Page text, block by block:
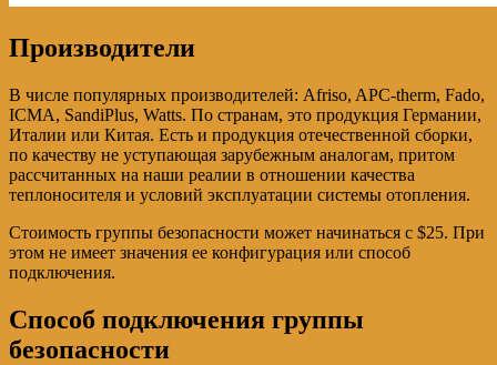
Производители
В числе популярных производителей: Afriso, APC-therm, Fado,
ICMA, SandiPlus, Watts. По странам, это продукция Германии,
Италии или Китая. Есть и продукция отечественной сборки,
по качеству не уступающая зарубежным аналогам, притом
рассчитанных на наши реалии в отношении качества
теплоносителя и условий эксплуатации системы отопления.
Стоимость группы безопасности может начинаться с $25. При
этом не имеет значения ее конфигурация или способ
подключения.
Способ подключения группы
безопасности